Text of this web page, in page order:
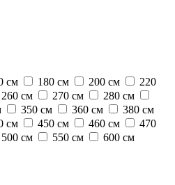
см 180 см 200 см
220
260 см 270 см
280 см
350 см 360 см
380 см
см 450 см 460 см
470
500 см 550 см 600 см